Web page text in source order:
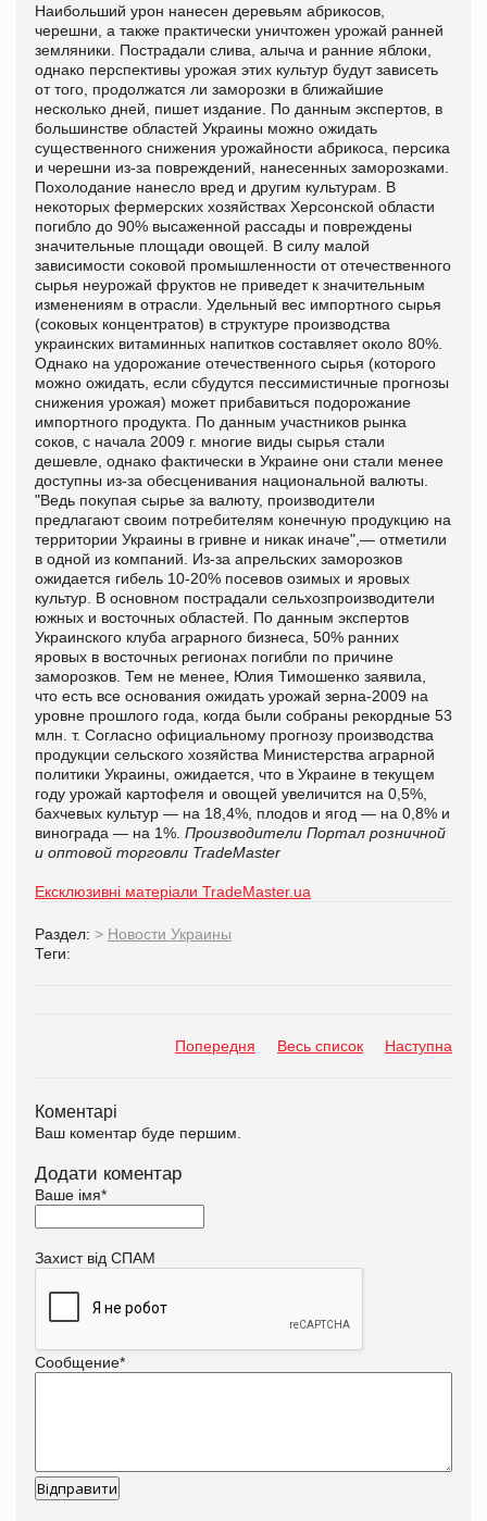
Наибольший урон нанесен деревьям абрикосов,
черешни, а также практически уничтожен урожай ранней
земляники. Пострадали слива, алыча и ранние яблоки,
однако перспективы урожая этих культур будут зависеть
от того, продолжатся ли заморозки в ближайшие
несколько дней, пишет издание. По данным экспертов, в
большинстве областей Украины можно ожидать
существенного снижения урожайности абрикоса, персика
и черешни из-за повреждений, нанесенных заморозками.
Похолодание нанесло вред и другим культурам. В
некоторых фермерских хозяйствах Херсонской области
погибло до 90% высаженной рассады и повреждены
значительные площади овощей. В силу малой
зависимости соковой промышленности от отечественного
сырья неурожай фруктов не приведет к значительным
изменениям в отрасли. Удельный вес импортного сырья
(соковых концентратов) в структуре производства
украинских витаминных напитков составляет около 80%.
Однако на удорожание отечественного сырья (которого
можно ожидать, если сбудутся пессимистичные прогнозы
снижения урожая) может прибавиться подорожание
импортного продукта. По данным участников рынка
соков, с начала 2009 г. многие виды сырья стали
дешевле, однако фактически в Украине они стали менее
доступны из-за обесценивания национальной валюты.
"Ведь покупая сырье за валюту, производители
предлагают своим потребителям конечную продукцию на
территории Украины в гривне и никак иначе",— отметили
в одной из компаний. Из-за апрельских заморозков
ожидается гибель 10-20% посевов озимых и яровых
культур. В основном пострадали сельхозпроизводители
южных и восточных областей. По данным экспертов
Украинского клуба аграрного бизнеса, 50% ранних
яровых в восточных регионах погибли по причине
заморозков. Тем не менее, Юлия Тимошенко заявила,
что есть все основания ожидать урожай зерна-2009 на
уровне прошлого года, когда были собраны рекордные 53
млн. т. Согласно официальному прогнозу производства
продукции сельского хозяйства Министерства аграрной
политики Украины, ожидается, что в Украине в текущем
году урожай картофеля и овощей увеличится на 0,5%,
бахчевых культур — на 18,4%, плодов и ягод — на 0,8% и
винограда — на 1%. Производители Портал розничной
и оптовой торговли TradeMaster
Ексклюзивні матеріали TradeMaster.ua
Раздел: > Новости Украины
Теги:
Попередня Весь список Наступна
Коментарі
Ваш коментар буде першим.
Додати коментар
Ваше імя*
Захист від СПАМ
Сообщение*